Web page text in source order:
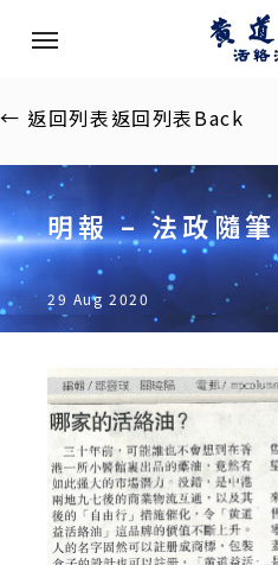
content
Menu
← 返回列表返回列表Back
明報 – 法政隨筆
29 Aug 2020